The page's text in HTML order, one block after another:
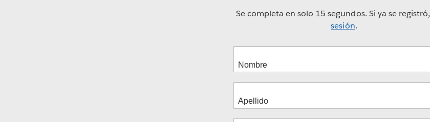
Se completa en solo 15 segundos. Si ya se registró,
sesión.